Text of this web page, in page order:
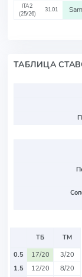
ITA2
(25/26)
31.01
ТАБЛИЦА
ТБ
ТМ
0.5
17/20
3/20
1.5
12/20
8/20